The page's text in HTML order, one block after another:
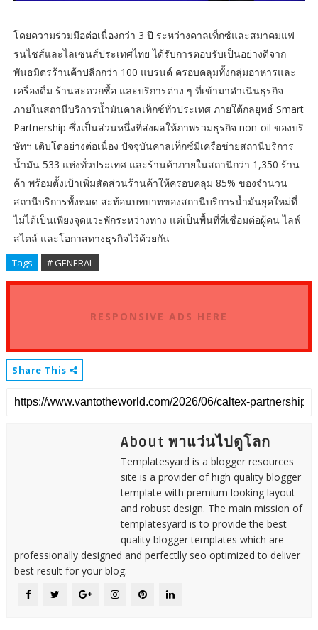
โดยความร่วมมือต่อเนื่องกว่า 3 ปี ระหว่างคาลเท็กซ์และสมาคมแฟ
รนไชส์และไลเซนส์ประเทศไทย ได้รับการตอบรับเป็นอย่างดีจาก
พันธมิตรร้านค้าปลีกกว่า 100 แบรนด์ ครอบคลุมทั้งกลุ่มอาหารและ
เครื่องดื่ม ร้านสะดวกซื้อ และบริการต่าง ๆ ที่เข้ามาดำเนินธุรกิจ
ภายในสถานีบริการน้ำมันคาลเท็กซ์ทั่วประเทศ ภายใต้กลยุทธ์ Smart
Partnership ซึ่งเป็นส่วนหนึ่งที่ส่งผลให้ภาพรวมธุรกิจ non-oil ของบริ
ษัทฯ เติบโตอย่างต่อเนื่อง ปัจจุบันคาลเท็กซ์มีเครือข่ายสถานีบริการ
น้ำมัน 533 แห่งทั่วประเทศ และร้านค้าภายในสถานีกว่า 1,350 ร้าน
ค้า พร้อมตั้งเป้าเพิ่มสัดส่วนร้านค้าให้ครอบคลุม 85% ของจำนวน
สถานีบริการทั้งหมด สะท้อนบทบาทของสถานีบริการน้ำมันยุคใหม่ที่
ไม่ได้เป็นเพียงจุดแวะพักระหว่างทาง แต่เป็นพื้นที่ที่เชื่อมต่อผู้คน ไลฟ์
สไตล์ และโอกาสทางธุรกิจไว้ด้วยกัน
Tags # GENERAL
RESPONSIVE ADS HERE
Share This
About พาแว่นไปดูโลก
Templatesyard is a blogger resources
site is a provider of high quality blogger
template with premium looking layout
and robust design. The main mission of
templatesyard is to provide the best
quality blogger templates which are
professionally designed and perfectlly seo optimized to deliver
best result for your blog.